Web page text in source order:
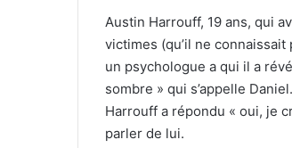
Austin Harrouff, 19 ans, qui
victimes (qu’il ne
un psychologue a qui il a
sombre » qui s’appelle
Harrouff a répondu « oui, je
parler de lui.